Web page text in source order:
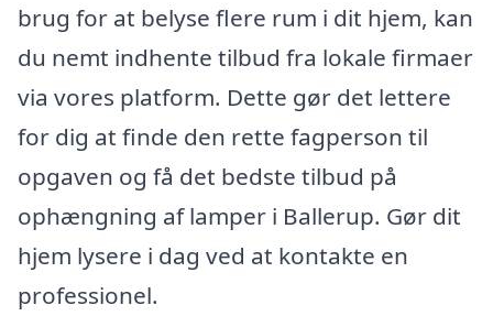
brug for at belyse flere rum i dit hjem, kan
du nemt indhente tilbud fra lokale firmaer
via vores platform. Dette gør det lettere
for dig at finde den rette fagperson til
opgaven og få det bedste tilbud på
ophængning af lamper i Ballerup. Gør dit
hjem lysere i dag ved at kontakte en
professionel.